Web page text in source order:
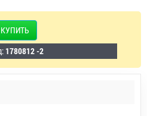
1780812 -2